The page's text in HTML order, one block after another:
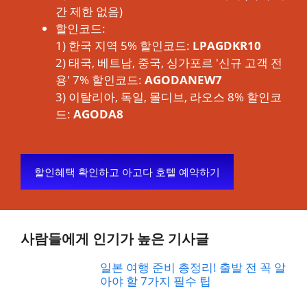
간 제한 없음)
할인코드:
1) 한국 지역 5% 할인코드: LPAGDKR10
2) 태국, 베트남, 중국, 싱가포르 '신규 고객 전
용' 7% 할인코드: AGODANEW7
3) 이탈리아, 독일, 몰디브, 라오스 8% 할인코
드: AGODA8
할인혜택 확인하고 아고다 호텔 예약하기
사람들에게 인기가 높은 기사글
일본 여행 준비 총정리! 출발 전 꼭 알
아야 할 7가지 필수 팁